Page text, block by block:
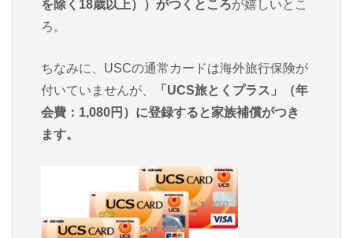
を除く18歳以上））がつくところが嬉しいとこ
ろ。
ちなみに、USCの通常カードは海外旅行保険が
付いていませんが、
「UCS旅とくプラス」（年
会費：1,080円）に登録すると家族補償がつき
ます。